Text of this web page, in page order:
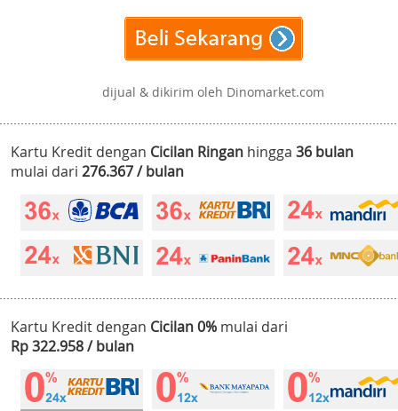
dijual & dikirim oleh Dinomarket.com
Kartu Kredit dengan Cicilan Ringan hingga 36 bulan
mulai dari 276.367 / bulan
Kartu Kredit dengan Cicilan 0% mulai dari
Rp 322.958 / bulan